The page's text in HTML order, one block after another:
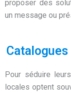
proposer des
un message ou
Pour séduire
locales optent